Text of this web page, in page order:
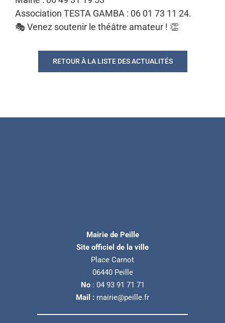
Association TESTA GAMBA : 06 01 73 11 24.
🎭 Venez soutenir le théâtre amateur ! 👏
RETOUR À LA LISTE DES ACTUALITÉS
Mairie de Peille
Site officiel de la ville
Place Carnot
06440 Peille
No: 04 93 91 71 71
Mail : mairie@peille.fr